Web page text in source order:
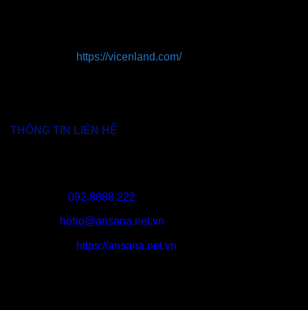
https://vicenland.com/
THÔNG TIN LIÊN HỆ
092.8888.222
hotro@ansana.net.vn
https://ansana.net.vn